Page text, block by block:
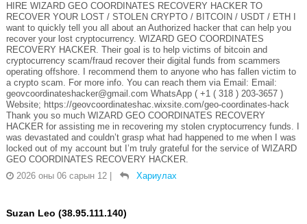
HIRE WIZARD GEO COORDINATES RECOVERY HACKER TO
RECOVER YOUR LOST / STOLEN CRYPTO / BITCOIN / USDT / ETH I
want to quickly tell you all about an Authorized hacker that can help you
recover your lost cryptocurrency. WIZARD GEO COORDINATES
RECOVERY HACKER. Their goal is to help victims of bitcoin and
cryptocurrency scam/fraud recover their digital funds from scammers
operating offshore. I recommend them to anyone who has fallen victim to
a crypto scam. For more info. You can reach them via Email: Email:
geovcoordinateshacker@gmail.com WhatsApp ( +1 ( 318 ) 203-3657 )
Website; https://geovcoordinateshac.wixsite.com/geo-coordinates-hack
Thank you so much WIZARD GEO COORDINATES RECOVERY
HACKER for assisting me in recovering my stolen cryptocurrency funds. I
was devastated and couldn’t grasp what had happened to me when I was
locked out of my account but I’m truly grateful for the service of WIZARD
GEO COORDINATES RECOVERY HACKER.
2026 оны 06 сарын 12
Хариулах
Suzan Leo (38.95.111.140)